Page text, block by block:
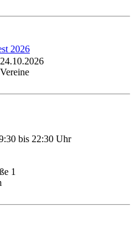
2026
24.10.2026
Vereine
bis 22:30 Uhr
1